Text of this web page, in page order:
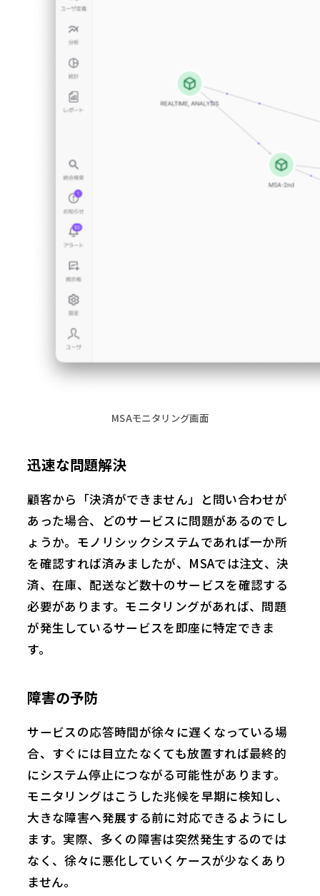
MSAモニタリング画面
迅速な問題解決
顧客から「決済ができません」と問い合わせが
あった場合、どのサービスに問題があるのでし
ょうか。モノリシックシステムであれば一か所
を確認すれば済みましたが、MSAでは注文、決
済、在庫、配送など数十のサービスを確認する
必要があります。モニタリングがあれば、問題
が発生しているサービスを即座に特定できま
す。
障害の予防
サービスの応答時間が徐々に遅くなっている場
合、すぐには目立たなくても放置すれば最終的
にシステム停止につながる可能性があります。
モニタリングはこうした兆候を早期に検知し、
大きな障害へ発展する前に対応できるようにし
ます。実際、多くの障害は突然発生するのでは
なく、徐々に悪化していくケースが少なくあり
ません。